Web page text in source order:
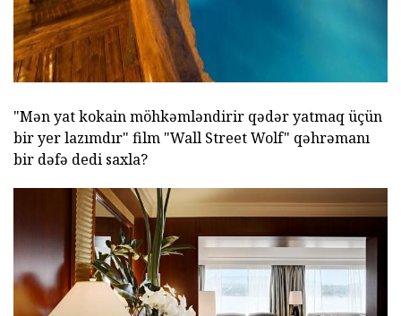
"Mən yat kokain möhkəmləndirir qədər yatmaq üçün
bir yer lazımdır" film "Wall Street Wolf" qəhrəmanı
bir dəfə dedi saxla?